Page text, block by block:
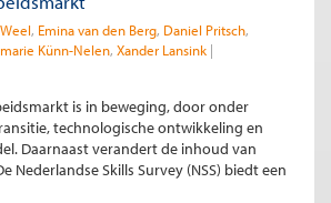
Emina van den Berg Daniel Pritsch
Künn-Nelen Xander Lansink
is in beweging, door onder
technologische ontwikkeling en
Daarnaast verandert de inhoud van
Nederlandse Skills Survey (NSS) biedt een